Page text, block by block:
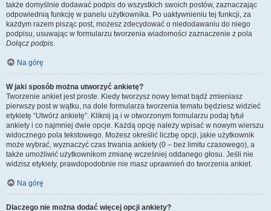
także domyślnie dodawać podpis do wszystkich swoich postów, zaznaczając
odpowiednią funkcję w panelu użytkownika. Po uaktywnieniu tej funkcji, za
każdym razem pisząc post, możesz zdecydować o niedodawaniu do niego
podpisu, usuwając w formularzu tworzenia wiadomości zaznaczenie z pola
Dołącz podpis.
Na górę
W jaki sposób można utworzyć ankietę?
Tworzenie ankiet jest proste. Kiedy tworzysz nowy temat bądź zmieniasz
pierwszy post w wątku, na dole formularza tworzenia tematu będziesz widzieć
etykietę “Utwórz ankietę”. Kliknij ją i w otworzonym formularzu podaj tytuł
ankiety i co najmniej dwie opcje. Każdą opcję należy wpisać w nowym wierszu
widocznego pola tekstowego. Możesz określić liczbę opcji, jakie użytkownik
może wybrać, wyznaczyć czas trwania ankiety (0 – bez limitu czasowego), a
także umożliwić użytkownikom zmianę wcześniej oddanego głosu. Jeśli nie
widzisz etykiety, prawdopodobnie nie masz uprawnień do tworzenia ankiet.
Na górę
Dlaczego nie można dodać więcej opcji ankiety?